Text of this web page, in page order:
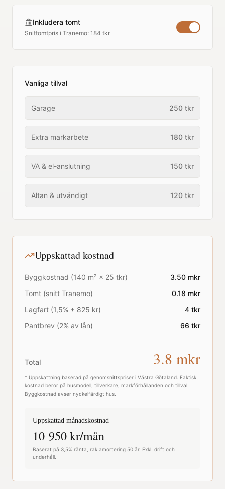
Inkludera tomt
Snittomtpris i Tranemo: 184 tkr
Vanliga tillval
Garage 250 tkr
Extra markarbete 180 tkr
VA & el-anslutning 150 tkr
Altan & utvändigt 120 tkr
Uppskattad kostnad
Byggkostnad (140 m² × 25 tkr) 3.50 mkr
Tomt (snitt Tranemo) 0.18 mkr
Lagfart (1,5% + 825 kr)
4 tkr
Pantbrev (2% av lån)
66 tkr
Total 3.8 mkr
* Uppskattning baserad på genomsnittspriser i Västra Götaland . Faktisk
kostnad beror på husmodell, tillverkare, markförhållanden och tillval.
Byggkostnad avser nyckelfärdigt hus.
Uppskattad månadskostnad
10 950kr/mån
Baserat på 3,5% ränta, rak amortering 50 år. Exkl. drift och
underhåll.